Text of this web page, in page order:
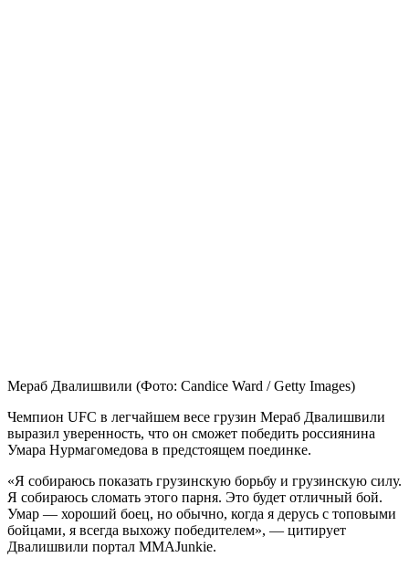
Мераб Двалишвили (Фото: Candice Ward / Getty Images)
Чемпион UFC в легчайшем весе грузин Мераб Двалишвили
выразил уверенность, что он сможет победить россиянина
Умара Нурмагомедова в предстоящем поединке.
«Я собираюсь показать грузинскую борьбу и грузинскую силу.
Я собираюсь сломать этого парня. Это будет отличный бой.
Умар — хороший боец, но обычно, когда я дерусь с топовыми
бойцами, я всегда выхожу победителем», — цитирует
Двалишвили портал MMAJunkie.